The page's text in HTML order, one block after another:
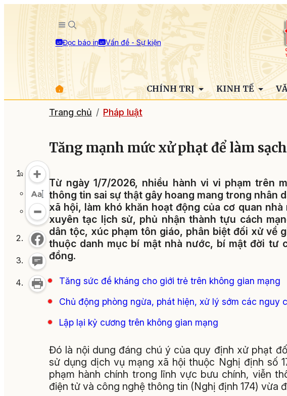
Đọc báo in Vấn đề - Sự kiện
CHÍNH TRỊ KINH TẾ
Trang chủ Pháp luật
Tăng mạnh mức xử phạt để làm
Từ ngày 1/7/2026, nhiều hành vi vi phạm trên
thông tin sai sự thật gây hoang mang trong nhân
xã hội, làm khó khăn hoạt động của cơ quan
xuyên tạc lịch sử, phủ nhận thành tựu cách
dân tộc, xúc phạm tôn giáo, phân biệt đối xử về
thuộc danh mục bí mật nhà nước, bí mật đời tư
đồng.
Tăng sức đề kháng cho giới trẻ trên không gian mạng
Chủ động phòng ngừa, phát hiện, xử lý sớm các nguy
Lập lại kỷ cương trên không gian mạng
Đó là nội dung đáng chú ý của quy định xử phạt
sử dụng dịch vụ mạng xã hội thuộc Nghị định số
phạm hành chính trong lĩnh vực bưu chính, viễn
điện tử và công nghệ thông tin (Nghị định 174) vừa